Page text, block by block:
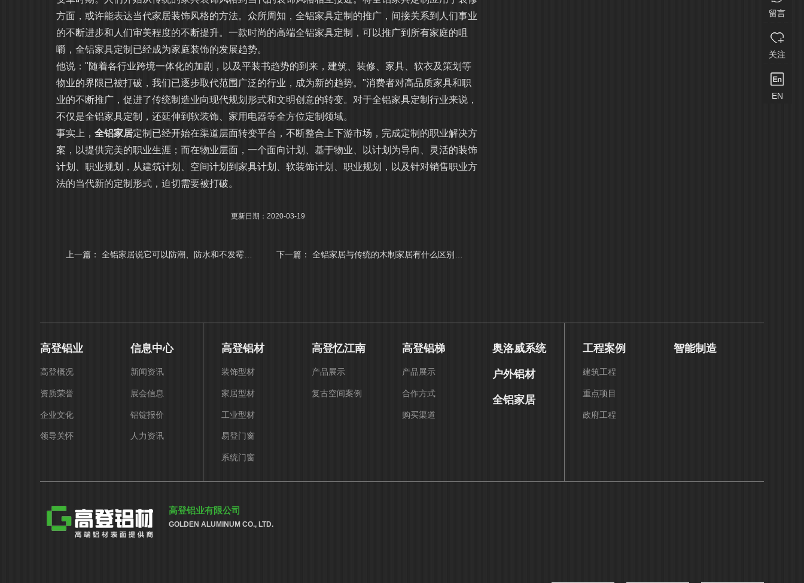
方面，或许能表达当代家居装饰风格的方法。众所周知，全铝家具定制的推广，间接关系到人们事业
的不断进步和人们审美程度的不断提升。一款时尚的高端全铝家具定制，可以推广到所有家庭的咀
嚼，全铝家具定制已经成为家庭装饰的发展趋势。
他说："随着各行业跨境一体化的加剧，以及平装书趋势的到来，建筑、装修、家具、软衣及策划等
物业的界限已被打破，我们已逐步取代范围广泛的行业，成为新的趋势。"消费者对高品质家具和职
业的不断推广，促进了传统制造业向现代规划形式和文明创意的转变。对于全铝家具定制行业来说，
不仅是全铝家具定制，还延伸到软装饰、家用电器等全方位定制领域。
事实上，全铝家居定制已经开始在渠道层面转变平台，不断整合上下游市场，完成定制的职业解决方
案，以提供完美的职业生涯；而在物业层面，一个面向计划、基于物业、以计划为导向、灵活的装饰
计划、职业规划，从建筑计划、空间计划到家具计划、软装饰计划、职业规划，以及针对销售职业方
法的当代新的定制形式，迫切需要被打破。
更新日期：2020-03-19
上一篇：全铝家居说它可以防潮、防水和不发霉，这是真的吗？ 下一篇： 全铝家居与传统的木制家居有什么区别呢？
高登铝业
高登概况
资质荣誉
企业文化
领导关怀
信息中心
新闻资讯
展会信息
铝锭报价
人力资讯
高登铝材
装饰型材
家居型材
工业型材
易登门窗
系统门窗
高登忆江南
产品展示
复古空间案例
高登铝梯
产品展示
合作方式
购买渠道
奥洛威系统
户外铝材
全铝家居
工程案例
建筑工程
重点项目
政府工程
智能制造
高登铝业有限公司
GOLDEN ALUMINUM CO., LTD.
留言
关注
EN